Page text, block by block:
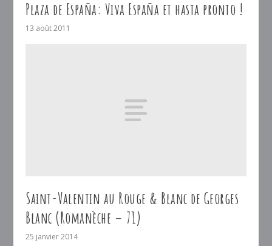
Plaza de España: Viva España et hasta pronto !
13 août 2011
Saint-Valentin au Rouge & Blanc de Georges
Blanc (Romanèche – 71)
25 janvier 2014